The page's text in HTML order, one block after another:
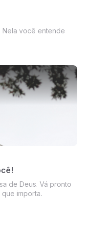
Nela você entende
de Deus. Vá pronto
importa.